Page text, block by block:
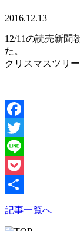
2016.12.13
12/11の読売新聞
た。
クリスマスツリ
Facebook
Twitter
Line
Pocket
記事一覧へ